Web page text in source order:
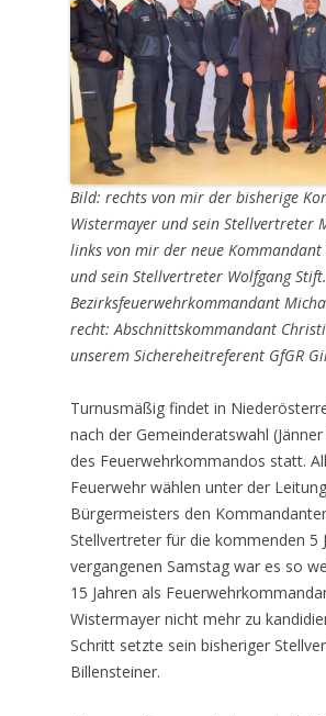
Bild: rechts von mir der bisherige
Wistermayer und sein Stellvertreter
links von mir der neue
und sein Stellvertreter Wolfgang
Bezirksfeuerwehrkommandant
recht: Abschnittskommandant
unserem Sichereheitreferent GfGR
Turnusmäßig findet in
nach der Gemeinderatswahl
des Feuerwehrkommandos statt.
Feuerwehr wählen unter der
Bürgermeisters den
Stellvertreter für die kommenden 5
vergangenen Samstag war es so
15 Jahren als
Wistermayer nicht mehr zu
Schritt setzte sein bisheriger
Billensteiner.